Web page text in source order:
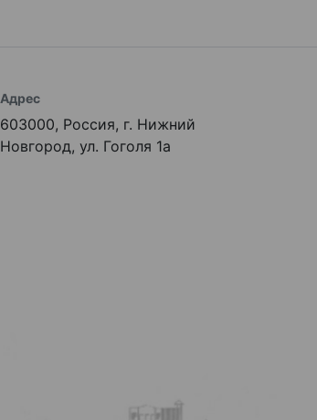
Адрес
603000, Россия, г. Нижний
Новгород, ул. Гоголя 1а